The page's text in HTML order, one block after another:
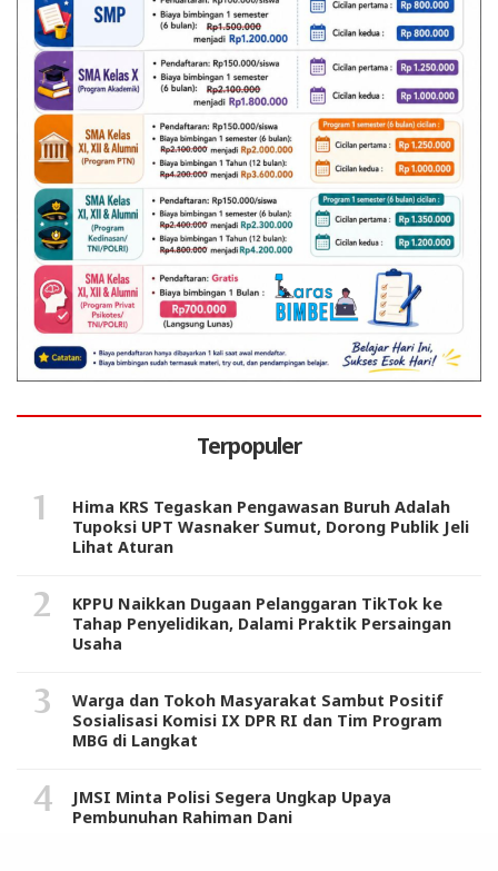
Terpopuler
Hima KRS Tegaskan Pengawasan Buruh Adalah
Tupoksi UPT Wasnaker Sumut, Dorong Publik Jeli
Lihat Aturan
KPPU Naikkan Dugaan Pelanggaran TikTok ke
Tahap Penyelidikan, Dalami Praktik Persaingan
Usaha
Warga dan Tokoh Masyarakat Sambut Positif
Sosialisasi Komisi IX DPR RI dan Tim Program
MBG di Langkat
JMSI Minta Polisi Segera Ungkap Upaya
Pembunuhan Rahiman Dani